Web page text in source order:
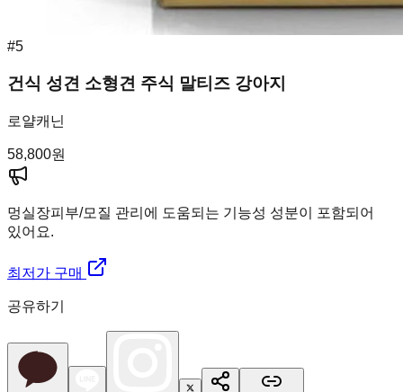
#5
건식 성견 소형견 주식 말티즈 강아지
로얄캐닌
58,800원
멍실장피부/모질 관리에 도움되는 기능성 성분이 포함되어
있어요.
최저가 구매
공유하기